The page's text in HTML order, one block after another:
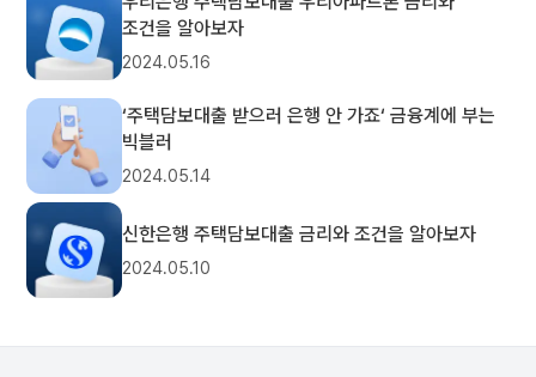
조건을 알아보자
2024.05.16
‘주택담보대출 받으러 은행 안 가죠‘ 금융계에 부는
빅블러
2024.05.14
신한은행 주택담보대출 금리와 조건을 알아보자
2024.05.10